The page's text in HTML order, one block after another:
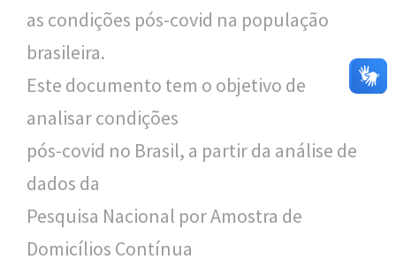
as condições pós-covid na população
brasileira.
Este documento tem o objetivo de
analisar condições
pós-covid no Brasil, a partir da análise de
dados da
Pesquisa Nacional por Amostra de
Domicílios Contínua